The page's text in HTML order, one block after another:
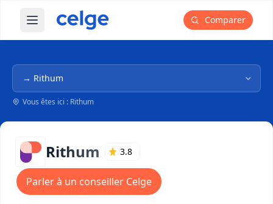
Ouvrir le menu principal Comparer
Navigation dans l'arborescence
Vous êtes ici : Rithum
Rithum 3.8
Parler à un conseiller Celge